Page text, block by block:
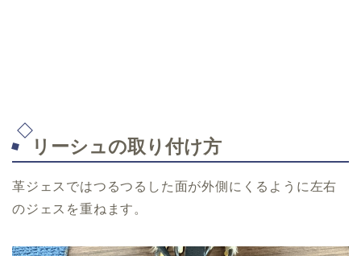
リーシュの取り付け方
革ジェスではつるつるした面が外側にくるように左右
のジェスを重ねます。